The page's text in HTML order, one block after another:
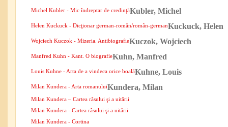
Kubler, Michel
Michel Kubler - Mic îndreptar de credinţă
Kuckuck, Helen
Helen Kuckuck - Dicţionar german-român/român-german
Kuczok, Wojciech
Wojciech Kuczok - Mizeria. Antibiografie
Kuhn, Manfred
Manfred Kuhn - Kant. O biografie
Kuhne, Louis
Louis Kuhne - Arta de a vindeca orice boală
Kundera, Milan
Milan Kundera - Arta romanului
Milan Kundera – Cartea râsului şi a uitării
Milan Kundera - Cartea râsului şi a uitării
Milan Kundera - Cortina